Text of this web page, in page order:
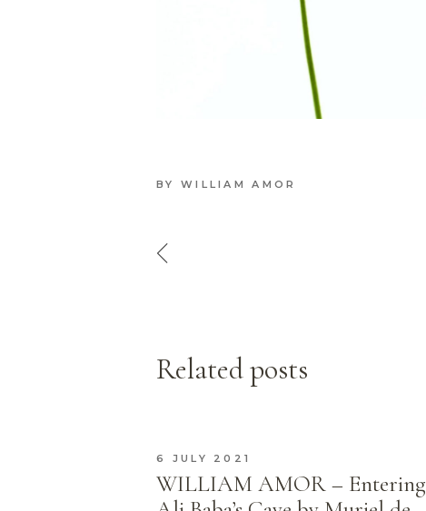
BY WILLIAM AMOR
Related posts
6 JULY 2021
WILLIAM AMOR – Entering